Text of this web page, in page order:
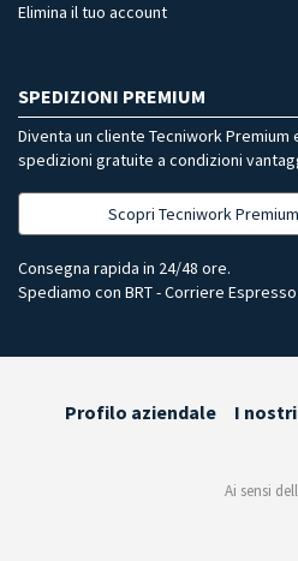
Elimina il tuo account
SPEDIZIONI PREMIUM
Diventa un cliente Tecniwork Premium
spedizioni gratuite a condizioni
Scopri Tecniwork Premium
Consegna rapida in 24/48 ore.
Spediamo con BRT - Corriere Espresso
Profilo aziendale I
Ai sensi